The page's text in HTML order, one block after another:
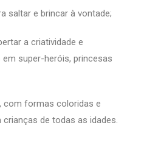
saltar e brincar à vontade;
a criatividade e
super-heróis, princesas
, com formas coloridas e
de todas as idades.